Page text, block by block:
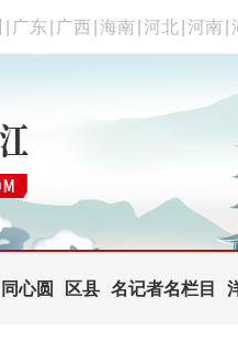
广东 广西 海南 河北 河南
同心圆 区县 名记者名栏目